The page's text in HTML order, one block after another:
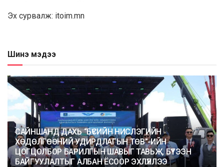
Эх сурвалж: itoim.mn
Шинэ мэдээ
САЙНШАНД ДАХЬ “БҮСИЙН НИСЛЭГИЙН
ХӨДӨЛГӨӨНИЙ УДИРДЛАГЫН ТӨВ”-ИЙН
ЦОГЦОЛБОР БАРИЛГЫН ШАВЫГ ТАВЬЖ, БҮТЭЭН
БАЙГУУЛАЛТЫГ АЛБАН ЁСООР ЭХЛҮҮЛЛЭЭ